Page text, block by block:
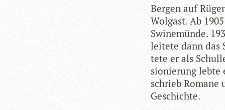
Ber­gen auf
Wol­gast. Ab
Swi­ne­münde.
lei­tete dann das
tete er als
sio­nie­rung lebte
schrieb
Geschichte.